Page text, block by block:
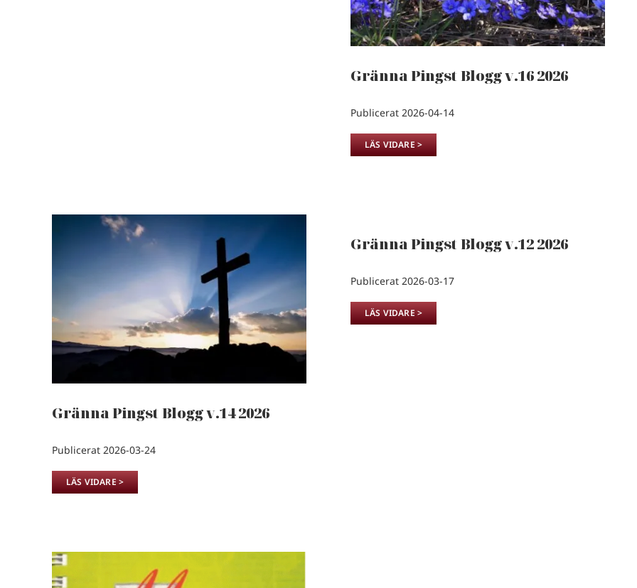
Gränna Pingst Blogg v.16 2026
Publicerat 2026-04-14
LÄS VIDARE >
Gränna Pingst Blogg v.14 2026
Publicerat 2026-03-24
LÄS VIDARE >
Gränna Pingst Blogg v.12 2026
Publicerat 2026-03-17
LÄS VIDARE >